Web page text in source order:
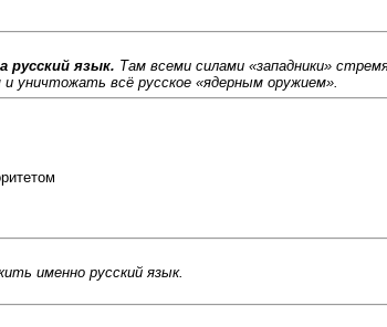
русский язык. Там всеми силами «западники»
уничтожать всё русское «ядерным оружием».
именно русский язык.